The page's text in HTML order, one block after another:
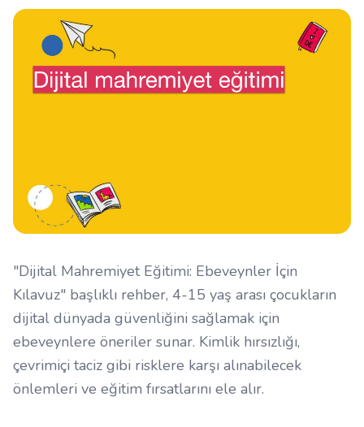
"Dijital Mahremiyet Eğitimi: Ebeveynler İçin
Kılavuz" başlıklı rehber, 4-15 yaş arası çocukların
dijital dünyada güvenliğini sağlamak için
ebeveynlere öneriler sunar. Kimlik hırsızlığı,
çevrimiçi taciz gibi risklere karşı alınabilecek
önlemleri ve eğitim fırsatlarını ele alır.